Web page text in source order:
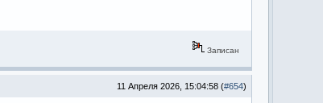
Записан
11 Апреля 2026, 15:04:58 (#654)